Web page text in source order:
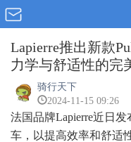
Lapierre推出新款
力学与舒适性的完
骑行天下
2024-11-15 09:26
法国品牌Lapierre近日
车，以提高效率和舒适